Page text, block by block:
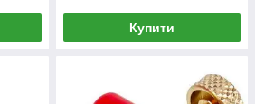
Купити